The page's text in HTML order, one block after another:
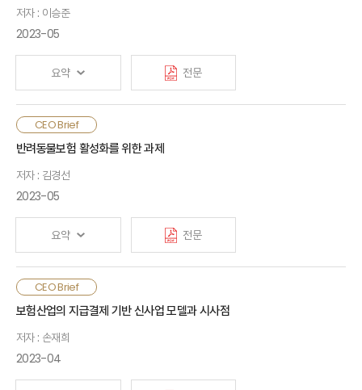
강화로 이어지기 위해서는 새로운 정보의 탐색과 해석에 대한
능력을 강화하고, 장기적인 전사 경영전략과 디지털전환 추진
전략의 일관성을 제고할 필요가 있음. 또한 내부적으로 임직원의
데이터 활용역량 제고, 혁신행동을 유도하는 조직문화 조성이
필요하고, 외부적으로 디지털전환 관련 생태계에 대한 리더십
확장에 대한 검토가 필요함. 금융당국도 업무범위, 자회사 등
규제개선, 금융규제 샌드박스 활성화, 외부데이터와 내부데이터의
결합 지원 등을 통해 보험산업의 새로운 부가가치 창출을 촉진할
필요가 있음
The survey results suggest that insurers’ digital
transformation levels have improved through
COVID-19. However, to achieve market growth and
competitive edges, insurers should maintain
consistency between long-term business plans and
digital transformation strategies, build
exert strong leadership in the digital ecosystem.
The financial authorities should help insurers to
create value-added by realigning regulations
저자 : 이승준
2023-05
요약 전문
기후위기 심화로 환경 관련 신산업이 차세대 신성장 동력으로
부상함에 따라 EU 및 미국에서 관련 시장을 선점하려는 정책이
산업계획’(2023년), 『인플레이션 감축법』(2022년) 제정을 통해
신기술 발전 지원과 글로벌 공급망 재편을 추진함. 글로벌 사례를
참고하여 정부는 자국 기업 지원을 위한 통상정책을 검토하고,
보험산업은 탄소중립 경제 전환과정에서 지속가능 경영 및 성장
기회 발굴을 도모할 필요가 있음
As novel environmental technologies rise to address
growth engine for the global economy amid the
net-zero transition, industrial policies are introduced
in the EU and the US to foster their leadership in
CEO Brief
반려동물보험 활성화를 위한 과제
저자 : 김경선
2023-05
요약 전문
최근 반려동물보험에 대한 수요는 증가하고 있으나, 진료항목
표준화, 진료부 공개 등 당면과제에 대한 소비자, 보험회사,
활성화가 빠르게 추진되지 못하고 있음. 반려동물보험 활성화를
위해서는 정부 차원의 인프라 구축 노력뿐만 아니라, 보험업계와
수의업계 간 협력 강화를 통해 동물병원의 자발적인 시장진입을
CEO Brief
보험산업의 지급결제 기반 신사업 모델과 시사점
저자 : 손재희
2023-04